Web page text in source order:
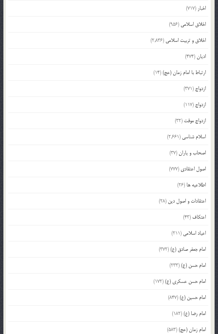
اخبار (717)
اخلاق اسلامی (956)
اخلاق و تربیت اسلامی (2,836)
ادیان(474)
ارتباط با امام زمان (عج)(14)
ازدواج (371)
ازدواج (117)
ازدواج موقت (32)
اسلام شناسی (2,661)
اصحاب و یاران(37)
اصول اعتقادی (777)
اطلاعیه ها (26)
اعتقادات و اصول دین (28)
اعتکاف (43)
اعیاد اسلامی (211)
امام جعفر صادق (ع)(372)
امام حسن (ع)(233)
امام حسن عسکری (ع)(172)
امام حسین (ع)(847)
امام رضا (ع)(182)
امام زمان (عج)(583)